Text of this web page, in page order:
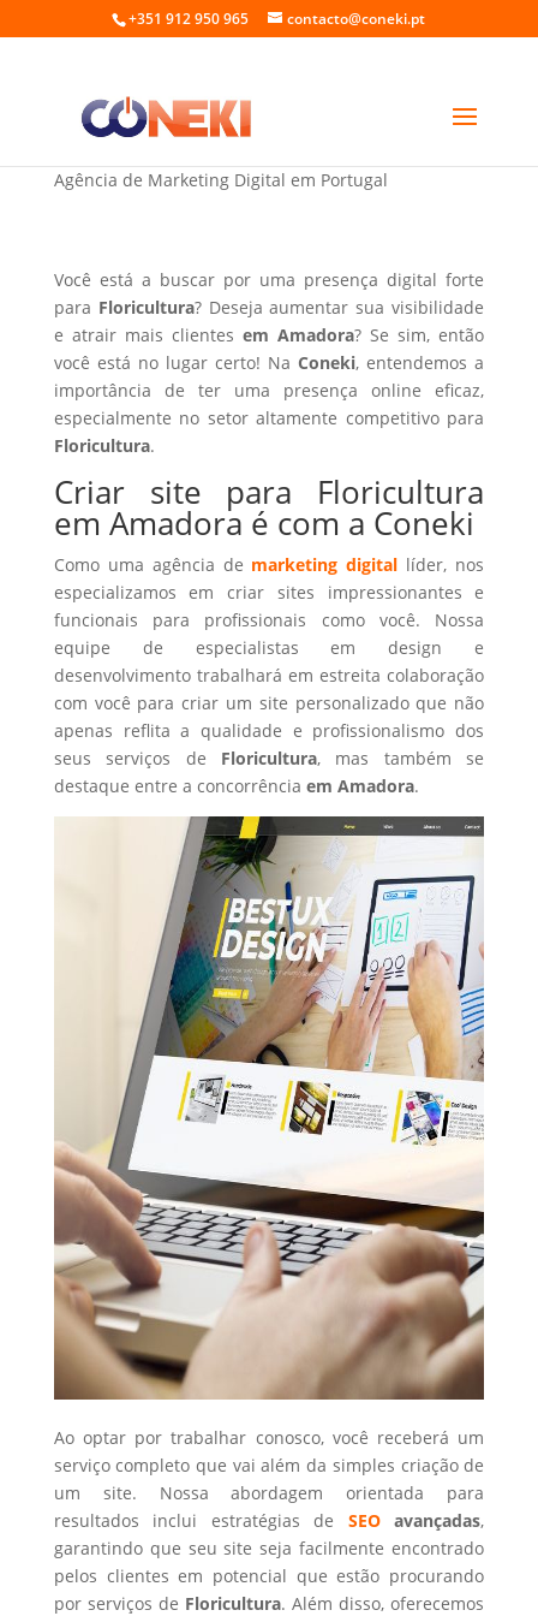
+351 912 950 965 contacto@coneki.pt
Criar site para Floricultura em Amadora
Agência de Marketing Digital em Portugal
Você está a buscar por uma presença digital forte
para Floricultura? Deseja aumentar sua visibilidade
e atrair mais clientes em Amadora? Se sim, então
você está no lugar certo! NaConeki, entendemos a
importância de ter uma presença online eficaz,
especialmente no setor altamente competitivo para
Floricultura.
Criar site para Floricultura
em Amadora é com a Coneki
Como uma agência de marketing digital líder, nos
especializamos em criar sites impressionantes e
funcionais para profissionais como você. Nossa
equipe de especialistas em design e
desenvolvimento trabalhará em estreita colaboração
com você para criar um site personalizado que não
apenas reflita a qualidade e profissionalismo dos
seus serviços de Floricultura, mas também se
destaque entre a concorrência em Amadora.
Ao optar por trabalhar conosco, você receberá um
serviço completo que vai além da simples criação de
um site. Nossa abordagem orientada para
resultados inclui estratégias de SEOavançadas,
garantindo que seu site seja facilmente encontrado
pelos clientes em potencial que estão procurando
por serviços de Floricultura. Além disso, oferecemos